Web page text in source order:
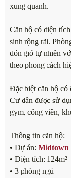
xung quanh.
Căn hộ có diện
sinh rộng rãi.
đón gió tự nhiên
theo phong cách
Đặc biệt căn hộ có
Cư dân được sử
gym, công viên,
Thông tin căn hộ:
• Dự án: Midtown
• Diện tích: 124m²
• 3 phòng ngủ